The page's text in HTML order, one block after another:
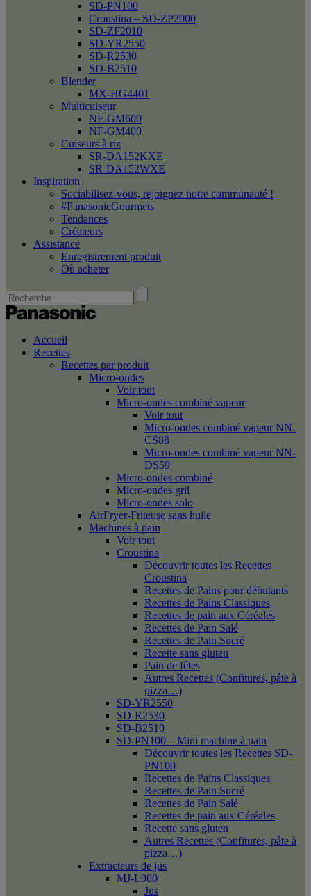
SD-PN100
Croustina – SD-ZP2000
SD-ZF2010
SD-YR2550
SD-R2530
SD-B2510
Blender
MX-HG4401
Multicuiseur
NF-GM600
NF-GM400
Cuiseurs à riz
SR-DA152KXE
SR-DA152WXE
Inspiration
Sociabilisez-vous, rejoignez notre communauté !
#PanasonicGourmets
Tendances
Créateurs
Assistance
Enregistrement produit
Où acheter
Accueil
Recettes
Recettes par produit
Micro-ondes
Voir tout
Micro-ondes combiné vapeur
Voir tout
Micro-ondes combiné vapeur NN-
CS88
Micro-ondes combiné vapeur NN-
DS59
Micro-ondes combiné
Micro-ondes gril
Micro-ondes solo
AirFryer-Friteuse sans huile
Machines à pain
Voir tout
Croustina
Découvrir toutes les Recettes
Croustina
Recettes de Pains pour débutants
Recettes de Pains Classiques
Recettes de pain aux Céréales
Recettes de Pain Salé
Recettes de Pain Sucré
Recette sans gluten
Pain de fêtes
Autres Recettes (Confitures, pâte à
pizza…)
SD-YR2550
SD-R2530
SD-B2510
SD-PN100 – Mini machine à pain
Découvrir toutes les Recettes SD-
PN100
Recettes de Pains Classiques
Recettes de Pain Sucré
Recettes de Pain Salé
Recettes de pain aux Céréales
Recette sans gluten
Autres Recettes (Confitures, pâte à
pizza…)
Extracteurs de jus
MJ-L900
Jus